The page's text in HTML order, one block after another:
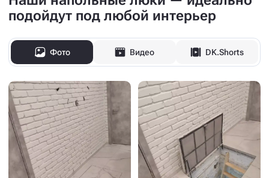
подойдут под любой интерьер
Фото Видео DK.Shorts